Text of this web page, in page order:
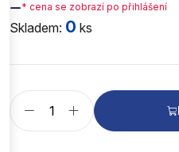
—* cena se zobrazí po přihlášení
Skladem: 0 ks